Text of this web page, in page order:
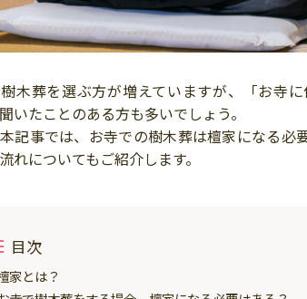
木葬を選ぶ方が増えていますが、「お寺
いたことのある方も多いでしょう。
記事では、お寺での樹木葬は檀家になる
れについてもご紹介します。
目次
家とは？